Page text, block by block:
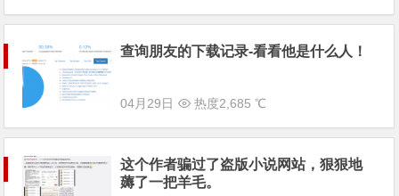
查询朋友的下载记录-看看他是什么人！
04月29日 热度2,685 ℃
这个作者骗过了盗版小说网站，狠狠地
薅了一把羊毛。